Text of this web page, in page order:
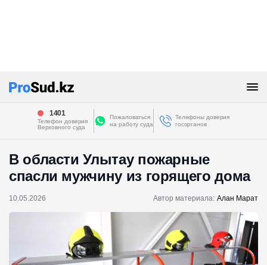
1401
Телефон доверия
Верховного суда
Пожаловаться
на работу суда
Телефоны доверия
госорганов
В области Улытау пожарные
спасли мужчину из горящего дома
10.05.2026 Автор материала: Алан Марат